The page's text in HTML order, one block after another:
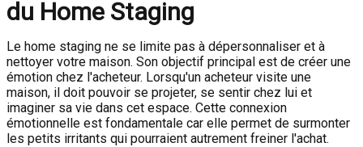
du Home Staging
Le home staging ne se limite pas à dépersonnaliser et à
nettoyer votre maison. Son objectif principal est de créer une
émotion chez l'acheteur. Lorsqu'un acheteur visite une
maison, il doit pouvoir se projeter, se sentir chez lui et
imaginer sa vie dans cet espace. Cette connexion
émotionnelle est fondamentale car elle permet de surmonter
les petits irritants qui pourraient autrement freiner l'achat.